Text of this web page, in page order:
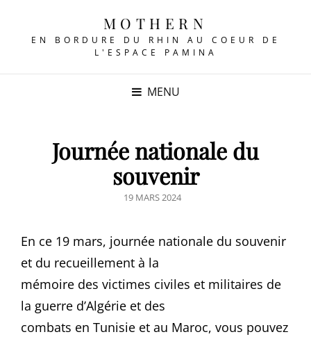
MOTHERN
EN BORDURE DU RHIN AU COEUR DE
L'ESPACE PAMINA
MENU
Journée nationale du
souvenir
POSTED
19 MARS 2024
En ce 19 mars, journée nationale du souvenir
et du recueillement à la
mémoire des victimes civiles et militaires de
la guerre d’Algérie et des
combats en Tunisie et au Maroc, vous pouvez